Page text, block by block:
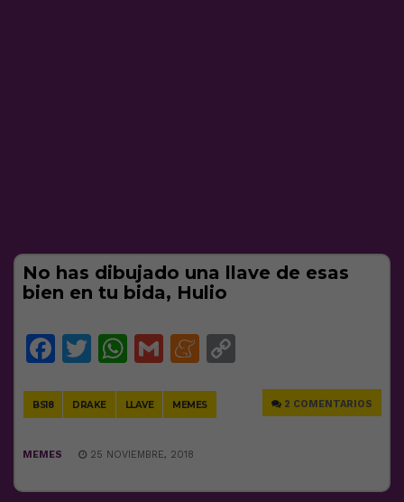
No has dibujado una llave de esas
bien en tu bida, Hulio
Facebook
Twitter
WhatsApp
GmailMeneame
BS18 DRAKE LLAVE MEMES 2 COMENTARIOS
MEMES 25 NOVIEMBRE, 2018